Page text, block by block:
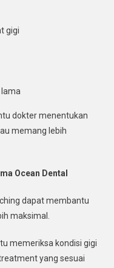
gigi
dokter menentukan
memang lebih
Ocean Dental
dapat membantu
maksimal.
memeriksa kondisi gigi
yang sesuai